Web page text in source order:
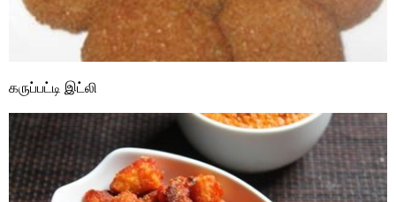
கருப்பட்டி இட்லி